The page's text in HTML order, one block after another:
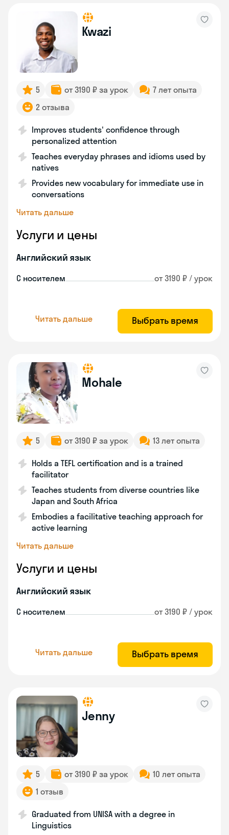
Kwazi
5 от 3190 ₽ за урок
7 лет опыта
2 отзыва
Improves students' confidence through
personalized attention
Teaches everyday phrases and idioms used by
natives
Provides new vocabulary for immediate use in
conversations
Читать дальше
Услуги и цены
Английский язык
С носителем от 3190 ₽ / урок
Читать дальше Выбрать время
Mohale
5 от 3190 ₽ за урок 13 лет опыта
Holds a TEFL certification and is a trained
facilitator
Teaches students from diverse countries like
Japan and South Africa
Embodies a facilitative teaching approach for
active learning
Читать дальше
Услуги и цены
Английский язык
С носителем от 3190 ₽ / урок
Читать дальше Выбрать время
Jenny
5 от 3190 ₽ за урок
10 лет опыта
1 отзыв
Graduated from UNISA with a degree in
Linguistics